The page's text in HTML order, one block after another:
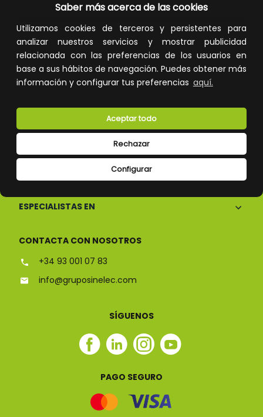
Saber más acerca de las cookies
Utilizamos cookies de terceros y persistentes para
analizar nuestros servicios y mostrar publicidad
relacionada con las preferencias de los usuarios en
base a sus hábitos de navegación. Puedes obtener más
información y configurar tus preferencias aquí.
Configurar
Rechazar
Aceptar todo
Atención al cliente
ESPECIALISTAS EN
CONTACTA CON NOSOTROS
+34 93 001 07 83
info@gruposinelec.com
SÍGUENOS
Facebook
Linkedin
Instagram
Youtube
PAGO SEGURO